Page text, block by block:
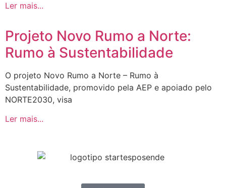
Ler mais...
Projeto Novo Rumo a Norte:
Rumo à Sustentabilidade
O projeto Novo Rumo a Norte – Rumo à
Sustentabilidade, promovido pela AEP e apoiado pelo
NORTE2030, visa
Ler mais...